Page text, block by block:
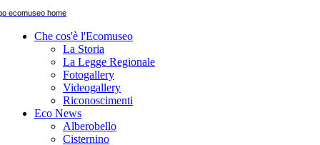
Che cos'è l'Ecomuseo
La Storia
La Legge Regionale
Fotogallery
Videogallery
Riconoscimenti
Eco News
Alberobello
Cisternino